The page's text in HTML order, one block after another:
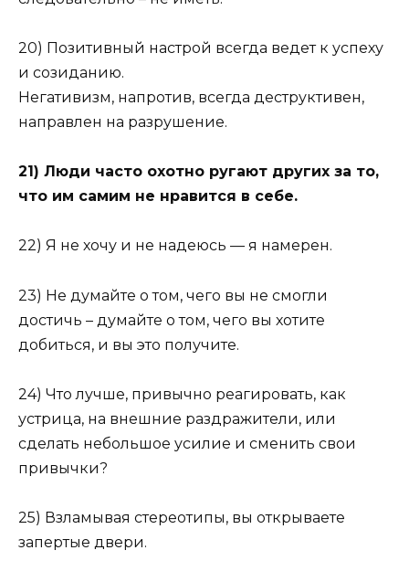
20) Позитивный настрой всегда ведет к успеху
и созиданию.
Негативизм, напротив, всегда деструктивен,
направлен на разрушение.
21) Люди часто охотно ругают других за то,
что им самим не нравится в себе.
22) Я не хочу и не надеюсь — я намерен.
23) Не думайте о том, чего вы не смогли
достичь – думайте о том, чего вы хотите
добиться, и вы это получите.
24) Что лучше, привычно реагировать, как
устрица, на внешние раздражители, или
сделать небольшое усилие и сменить свои
привычки?
25) Взламывая стереотипы, вы открываете
запертые двери.